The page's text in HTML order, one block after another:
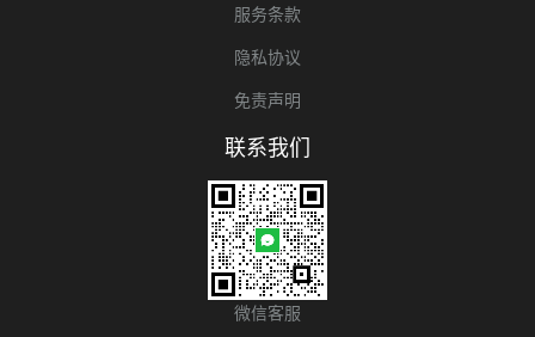
服务条款
隐私协议
免责声明
联系我们
微信客服